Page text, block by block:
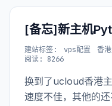
[备忘]新主机
建站标签: vps配置 香
阅读: 8266
换到了ucloud香港
速度不佳，其他的